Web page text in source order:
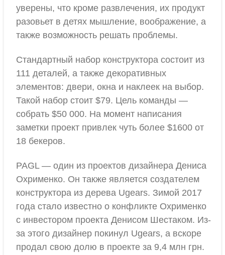
уверены, что кроме развлечения, их продукт
разовьет в детях мышление, воображение, а
также возможность решать проблемы.
Стандартный набор конструктора состоит из
111 деталей, а также декоративных
элементов: двери, окна и наклеек на выбор.
Такой набор стоит $79. Цель команды —
собрать $50 000. На момент написания
заметки проект привлек чуть более $1600 от
18 бекеров.
PAGL — один из проектов дизайнера Дениса
Охрименко. Он также является создателем
конструктора из дерева Ugears. Зимой 2017
года стало известно о конфликте Охрименко
с инвестором проекта Денисом Шестаком. Из-
за этого дизайнер покинул Ugears, а вскоре
продал свою долю в проекте за 9,4 млн грн.